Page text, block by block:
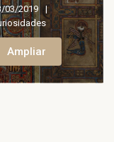
03/2019
Ampliar